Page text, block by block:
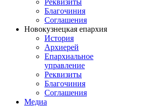
Реквизиты
Благочиния
Соглашения
Новокузнецкая епархия
История
Архиерей
Епархиальное
управление
Реквизиты
Благочиния
Соглашения
Медиа